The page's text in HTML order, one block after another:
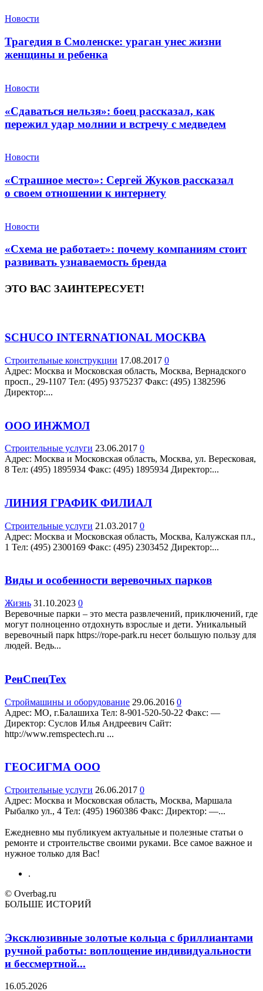
Новости
Трагедия в Смоленске: ураган унес жизни
женщины и ребенка
Новости
«Сдаваться нельзя»: боец рассказал, как
пережил удар молнии и встречу с медведем
Новости
«Страшное место»: Сергей Жуков рассказал
о своем отношении к интернету
Новости
«Схема не работает»: почему компаниям стоит
развивать узнаваемость бренда
ЭТО ВАС ЗАИНТЕРЕСУЕТ!
SCHUCO INTERNATIONAL МОСКВА
Строительные конструкции 17.08.2017 0
Адрес: Москва и Московская область, Москва, Вернадского
просп., 29-1107 Teл: (495) 9375237 Факс: (495) 1382596
Директор:...
ООО ИНЖМОЛ
Строительные услуги 23.06.2017 0
Адрес: Москва и Московская область, Москва, ул. Вересковая,
8 Teл: (495) 1895934 Факс: (495) 1895934 Директор:...
ЛИНИЯ ГРАФИК ФИЛИАЛ
Строительные услуги 21.03.2017 0
Адрес: Москва и Московская область, Москва, Калужская пл.,
1 Teл: (495) 2300169 Факс: (495) 2303452 Директор:...
Виды и особенности веревочных парков
Жизнь 31.10.2023 0
Веревочные парки – это места развлечений, приключений, где
могут полноценно отдохнуть взрослые и дети. Уникальный
веревочный парк https://rope-park.ru несет большую пользу для
людей. Ведь...
РенСпецТех
Строймашины и оборудование 29.06.2016 0
Адрес: МО, г.Балашиха Teл: 8-901-520-50-22 Факс: —
Директор: Суслов Илья Андреевич Сайт:
http://www.remspectech.ru ...
ГЕОСИГМА ООО
Строительные услуги 26.06.2017 0
Адрес: Москва и Московская область, Москва, Маршала
Рыбалко ул., 4 Teл: (495) 1960386 Факс: Директор: —...
Ежедневно мы публикуем актуальные и полезные статьи о
ремонте и строительстве своими руками. Все самое важное и
нужное только для Вас!
.
© Overbag.ru
БОЛЬШЕ ИСТОРИЙ
Эксклюзивные золотые кольца с бриллиантами
ручной работы: воплощение индивидуальности
и бессмертной...
16.05.2026